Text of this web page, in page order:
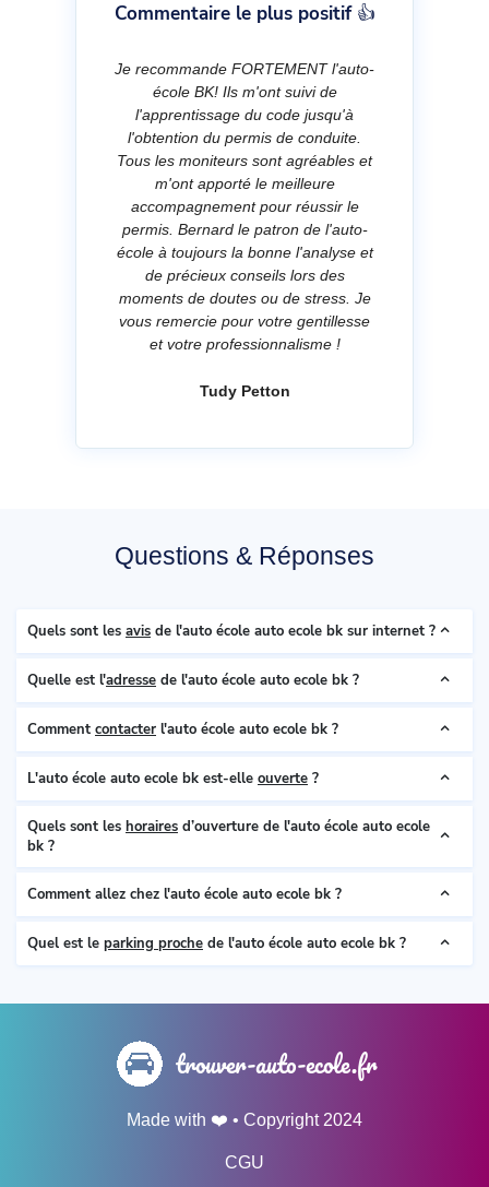
Commentaire le plus positif 👍
Je recommande FORTEMENT l'auto-
école BK! Ils m'ont suivi de
l'apprentissage du code jusqu'à
l'obtention du permis de conduite.
Tous les moniteurs sont agréables et
m'ont apporté le meilleure
accompagnement pour réussir le
permis. Bernard le patron de l'auto-
école à toujours la bonne l'analyse et
de précieux conseils lors des
moments de doutes ou de stress. Je
vous remercie pour votre gentillesse
et votre professionnalisme !
Tudy Petton
Questions & Réponses
Quels sont les avis de l'auto école auto ecole bk sur internet ?
Quelle est l'adresse de l'auto école auto ecole bk ?
Comment contacter l'auto école auto ecole bk ?
L'auto école auto ecole bk est-elle ouverte ?
Quels sont les horaires d’ouverture de l'auto école auto ecole
bk ?
Comment allez chez l'auto école auto ecole bk ?
Quel est le parking proche de l'auto école auto ecole bk ?
trouver-auto-ecole.fr
Made with ❤️ • Copyright 2024
CGU